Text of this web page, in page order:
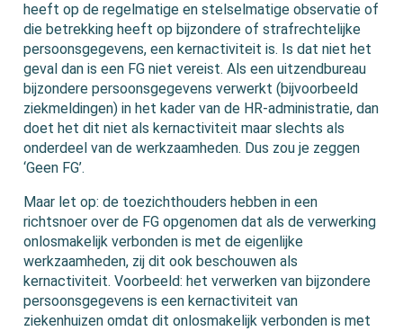
heeft op de regelmatige en stelselmatige observatie of
die betrekking heeft op bijzondere of strafrechtelijke
persoonsgegevens, een kernactiviteit is. Is dat niet het
geval dan is een FG niet vereist. Als een uitzendbureau
bijzondere persoonsgegevens verwerkt (bijvoorbeeld
ziekmeldingen) in het kader van de HR-administratie, dan
doet het dit niet als kernactiviteit maar slechts als
onderdeel van de werkzaamheden. Dus zou je zeggen
‘Geen FG’.
Maar let op: de toezichthouders hebben in een
richtsnoer over de FG opgenomen dat als de verwerking
onlosmakelijk verbonden is met de eigenlijke
werkzaamheden, zij dit ook beschouwen als
kernactiviteit. Voorbeeld: het verwerken van bijzondere
persoonsgegevens is een kernactiviteit van
ziekenhuizen omdat dit onlosmakelijk verbonden is met